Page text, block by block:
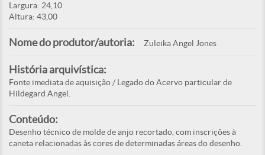
Largura: 24,10
Altura: 43,00
Nome do produtor/autoria: Zuleika Angel Jones
História arquivística:
Fonte imediata de aquisição / Legado do Acervo particular de
Hildegard Angel.
Conteúdo:
Desenho técnico de molde de anjo recortado, com inscrições à
caneta relacionadas às cores de determinadas áreas do desenho.